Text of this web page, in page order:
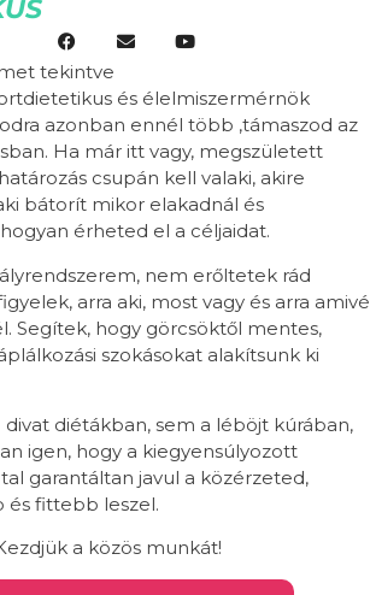
tekintve
és élelmiszermérnök
azonban ennél több ,támaszod az
Ha már itt vagy, megszületett
csupán kell valaki, akire
bátorít mikor elakadnál és
érheted el a céljaidat.
nem erőltetek rád
arra aki, most vagy és arra amivé
Segítek, hogy görcsöktől mentes,
szokásokat alakítsunk ki
divat diétákban, sem a léböjt kúrában,
igen, hogy a kiegyensúlyozott
garantáltan javul a közérzeted,
és fittebb leszel.
a közös munkát!